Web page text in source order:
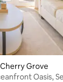
Grove
Oasis,